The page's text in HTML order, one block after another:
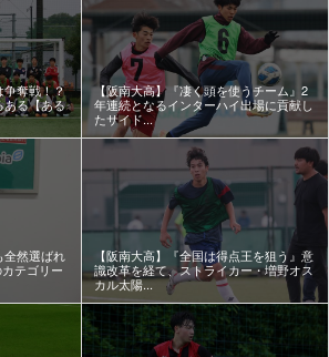
争奪戦！？
ある【ある
【阪南大高】『凄く頭を使うチーム』2
年連続となるインターハイ出場に貢献し
たサイド...
全然選ばれ
テゴリー
【阪南大高】『全国は得点王を狙う』意
識改革を経て、ストライカー・増野オス
カル太陽...